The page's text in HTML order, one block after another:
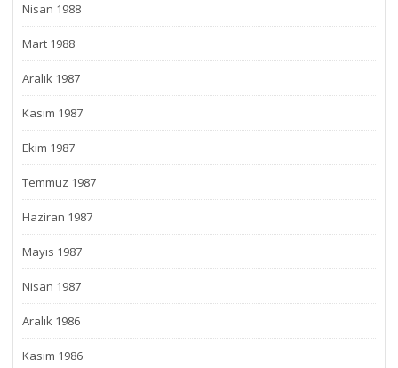
Nisan 1988
Mart 1988
Aralık 1987
Kasım 1987
Ekim 1987
Temmuz 1987
Haziran 1987
Mayıs 1987
Nisan 1987
Aralık 1986
Kasım 1986